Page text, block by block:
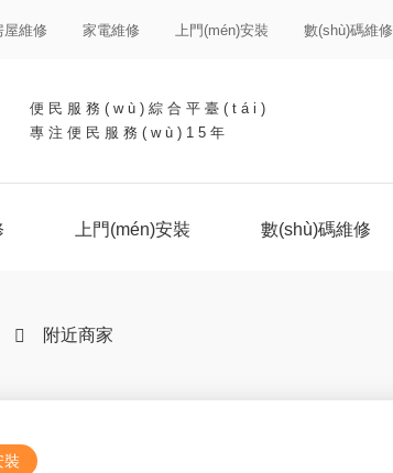
屋維修 家電維修 上門(mén)安裝 數(shù)碼維修
便民服務(wù)綜合平臺(tái)
專注便民服務(wù)15年
上門(mén)安裝 數(shù)碼維修
 附近商家
裝